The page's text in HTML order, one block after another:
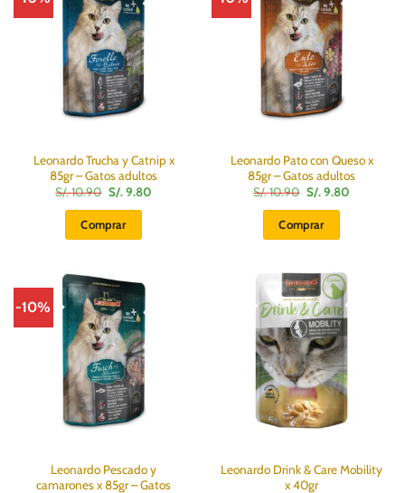
Leonardo Trucha y Catnip x
85gr – Gatos adultos
S/.10.90 El
precio
original
era:
S/.
S/.9.80El
Comprar
Leonardo Pato con Queso x
85gr – Gatos adultos
S/.10.90 El
precio
original
era:
S/.
S/.9.80El
Comprar
-10%
Leonardo Pescado y
camarones x 85gr – Gatos
Leonardo Drink & Care Mobility
x 40gr